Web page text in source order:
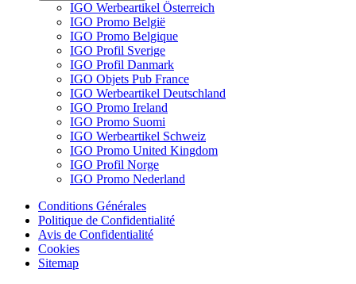
IGO Werbeartikel Österreich
IGO Promo België
IGO Promo Belgique
IGO Profil Sverige
IGO Profil Danmark
IGO Objets Pub France
IGO Werbeartikel Deutschland
IGO Promo Ireland
IGO Promo Suomi
IGO Werbeartikel Schweiz
IGO Promo United Kingdom
IGO Profil Norge
IGO Promo Nederland
Conditions Générales
Politique de Confidentialité
Avis de Confidentialité
Cookies
Sitemap